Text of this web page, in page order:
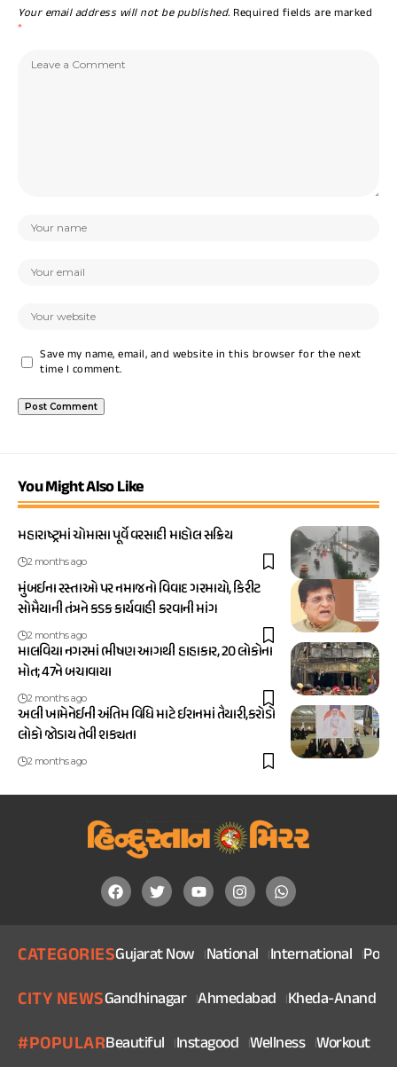
Your email address will not be published. Required fields are marked
*
Save my name, email, and website in this browser for the next
time I comment.
You Might Also Like
મહારાષ્ટ્રમાં ચોમાસા પૂર્વે વરસાદી માહોલ સક્રિય
2 months ago
મુંબઈના રસ્તાઓ પર નમાજનો વિવાદ ગરમાયો, કિરીટ
સોમૈયાની તંત્રને કડક કાર્યવાહી કરવાની માંગ
2 months ago
માલવિયા નગરમાં ભીષણ આગથી હાહાકાર, 20 લોકોના
મોત; 47ને બચાવાયા
2 months ago
અલી ખામેનેઈની અંતિમ વિધિ માટે ઈરાનમાં તૈયારી,કરોડો
લોકો જોડાય તેવી શક્યતા
2 months ago
CATEGORIESGujarat Now National International
CITY NEWSGandhinagar Ahmedabad Kheda-Anand
#POPULARBeautiful Instagood Wellness Workout